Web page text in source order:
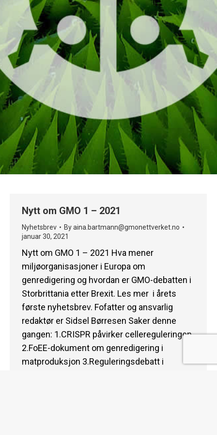
Nytt om GMO 1 – 2021
Nyhetsbrev Byaina.bartmann@gmonettverket.no
januar 30, 2021
Nytt om GMO 1 – 2021 Hva mener
miljøorganisasjoner i Europa om
genredigering og hvordan er GMO-debatten i
Storbrittania etter Brexit. Les mer i årets
første nyhetsbrev. Fofatter og ansvarlig
redaktør er Sidsel Børresen Saker denne
gangen: 1.CRISPR påvirker cellereguleringen
2.FoEE-dokument om genredigering i
matproduksjon 3.Reguleringsdebatt i